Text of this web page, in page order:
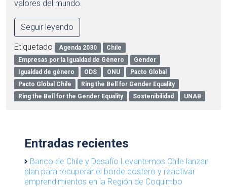
valores del mundo.
Seguir leyendo
Etiquetado Agenda 2030
Chile
Empresas por la Igualdad de Género
Gender
Igualdad de género
ODS ONU
Pacto Global
Pacto Global Chile
Ring the Bell for Gender Equality
Ring the Bell for the Gender Equality
Sostenibilidad UNAB
Entradas recientes
Banco de Chile y Desafío Levantemos Chile lanzan
plan para recuperar el borde costero y reactivar
emprendimientos en la Región de Coquimbo